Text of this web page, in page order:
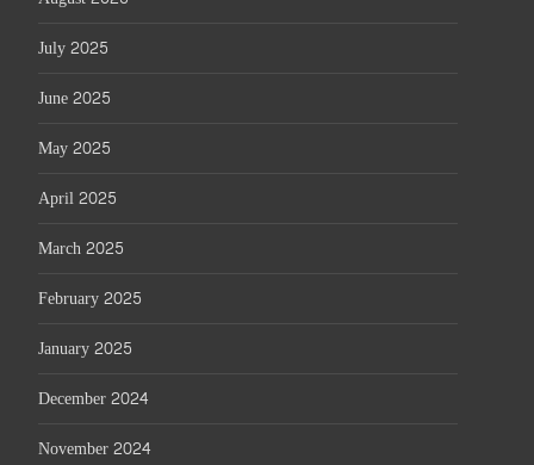
July 2025
June 2025
May 2025
April 2025
March 2025
February 2025
January 2025
December 2024
November 2024